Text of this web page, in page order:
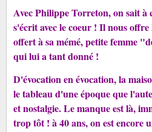
Avec Philippe Torreton, on sait à
s'écrit avec le coeur ! Il nous
offert à sa mémé, petite femme
qui lui a tant donné !
D'évocation en évocation, la
le tableau d'une époque que
et nostalgie. Le manque est là,
trop tôt ! à 40 ans, on est encore